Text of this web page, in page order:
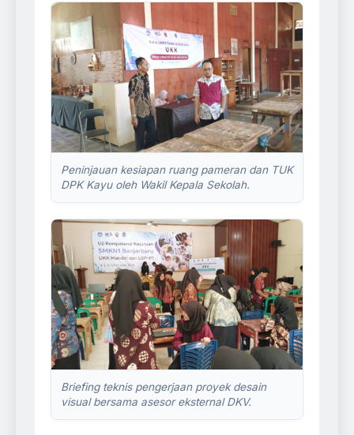
Peninjauan kesiapan ruang pameran dan TUK
DPK Kayu oleh Wakil Kepala Sekolah.
Briefing teknis pengerjaan proyek desain
visual bersama asesor eksternal DKV.